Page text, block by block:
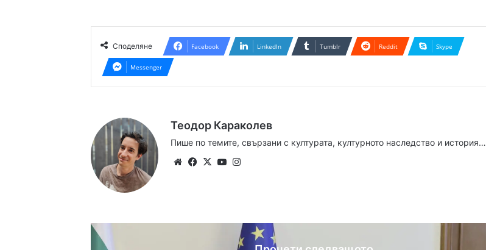
Споделяне Facebook LinkedIn Tumblr Reddit Skype
Messenger
Теодор Караколев
Пише по темите, свързани с културата, културното наследство и история…
WebsiteFacebook
X YouTube